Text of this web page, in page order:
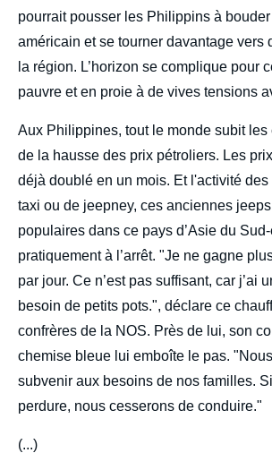
pourrait pousser les Philippins à
américain et se tourner davantage vers
la région. L’horizon se complique pour
pauvre et en proie à de vives tensions
Aux Philippines, tout le monde subit
de la hausse des prix pétroliers. Les
déjà doublé en un mois. Et l'activité
taxi ou de jeepney, ces anciennes
populaires dans ce pays d’Asie du
pratiquement à l’arrêt. "Je ne gagne
par jour. Ce n’est pas suffisant, car j’ai
besoin de petits pots.", déclare ce
confrères de la NOS. Près de lui, son
chemise bleue lui emboîte le pas.
subvenir aux besoins de nos familles.
perdure, nous cesserons de conduire."
(...)